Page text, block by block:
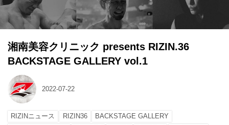
湘南美容クリニック presents RIZIN.36
BACKSTAGE GALLERY vol.1
2022-07-22
RIZINニュース RIZIN36
BACKSTAGE GALLERY